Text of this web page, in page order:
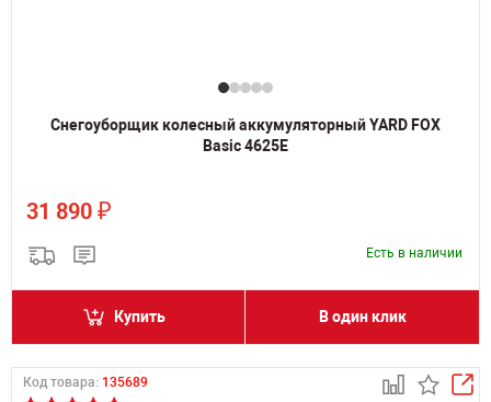
Снегоуборщик колесный аккумуляторный YARD FOX
Basic 4625E
31 890 ₽
Есть в наличии
Купить В один клик
Код товара: 135689